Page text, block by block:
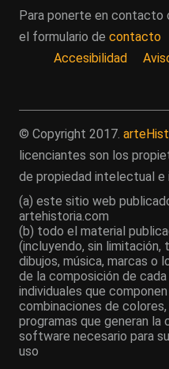
Para ponerte en contacto
el formulario de contacto
Accesibilidad
© Copyright 2017.
licenciantes son los
de propiedad intelectual e
(a) este sitio web
artehistoria.com
(b) todo el material
(incluyendo, sin
dibujos, música, marcas o
de la composición de cada
individuales que
combinaciones de
programas que generan la
software necesario para
uso